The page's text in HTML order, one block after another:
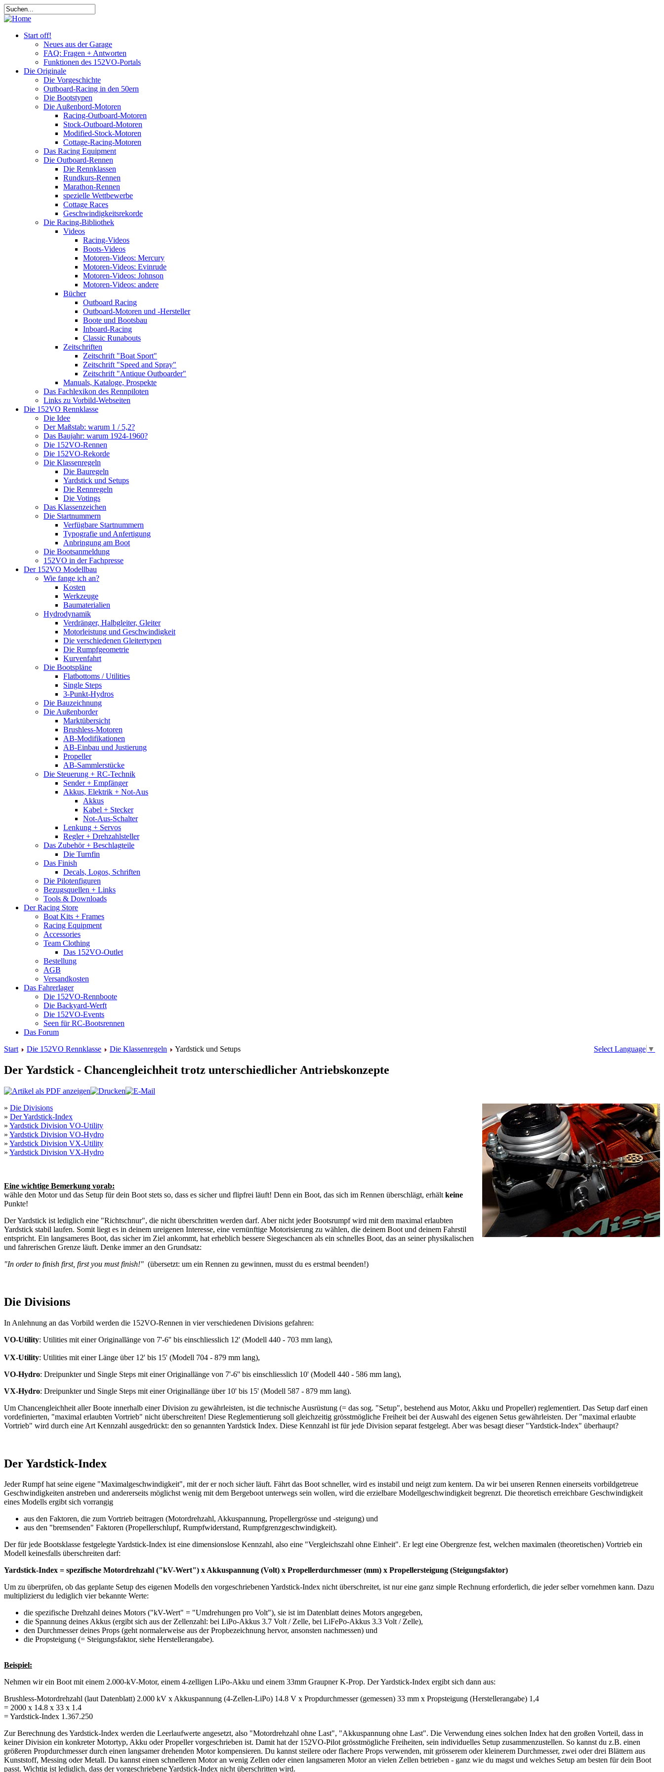
Start off!
Neues aus der Garage
FAQ: Fragen + Antworten
Funktionen des 152VO-Portals
Die Originale
Die Vorgeschichte
Outboard-Racing in den 50ern
Die Bootstypen
Die Außenbord-Motoren
Racing-Outboard-Motoren
Stock-Outboard-Motoren
Modified-Stock-Motoren
Cottage-Racing-Motoren
Das Racing Equipment
Die Outboard-Rennen
Die Rennklassen
Rundkurs-Rennen
Marathon-Rennen
spezielle Wettbewerbe
Cottage Races
Geschwindigkeitsrekorde
Die Racing-Bibliothek
Videos
Racing-Videos
Boots-Videos
Motoren-Videos: Mercury
Motoren-Videos: Evinrude
Motoren-Videos: Johnson
Motoren-Videos: andere
Bücher
Outboard Racing
Outboard-Motoren und -Hersteller
Boote und Bootsbau
Inboard-Racing
Classic Runabouts
Zeitschriften
Zeitschrift "Boat Sport"
Zeitschrift "Speed and Spray"
Zeitschrift "Antique Outboarder"
Manuals, Kataloge, Prospekte
Das Fachlexikon des Rennpiloten
Links zu Vorbild-Webseiten
Die 152VO Rennklasse
Die Idee
Der Maßstab: warum 1 / 5,2?
Das Baujahr: warum 1924-1960?
Die 152VO-Rennen
Die 152VO-Rekorde
Die Klassenregeln
Die Bauregeln
Yardstick und Setups
Die Rennregeln
Die Votings
Das Klassenzeichen
Die Startnummern
Verfügbare Startnummern
Typografie und Anfertigung
Anbringung am Boot
Die Bootsanmeldung
152VO in der Fachpresse
Der 152VO Modellbau
Wie fange ich an?
Kosten
Werkzeuge
Baumaterialien
Hydrodynamik
Verdränger, Halbgleiter, Gleiter
Motorleistung und Geschwindigkeit
Die verschiedenen Gleitertypen
Die Rumpfgeometrie
Kurvenfahrt
Die Bootspläne
Flatbottoms / Utilities
Single Steps
3-Punkt-Hydros
Die Bauzeichnung
Die Außenborder
Marktübersicht
Brushless-Motoren
AB-Modifikationen
AB-Einbau und Justierung
Propeller
AB-Sammlerstücke
Die Steuerung + RC-Technik
Sender + Empfänger
Akkus, Elektrik + Not-Aus
Akkus
Kabel + Stecker
Not-Aus-Schalter
Lenkung + Servos
Regler + Drehzahlsteller
Das Zubehör + Beschlagteile
Die Turnfin
Das Finish
Decals, Logos, Schriften
Die Pilotenfiguren
Bezugsquellen + Links
Tools & Downloads
Der Racing Store
Boat Kits + Frames
Racing Equipment
Accessories
Team Clothing
Das 152VO-Outlet
Bestellung
AGB
Versandkosten
Das Fahrerlager
Die 152VO-Rennboote
Die Backyard-Werft
Die 152VO-Events
Seen für RC-Bootsrennen
Das Forum
Start
Die 152VO Rennklasse Die Klassenregeln Yardstick und Setups Select Language ▼
Der Yardstick - Chancengleichheit trotz unterschiedlicher Antriebskonzepte
» Die Divisions
» Der Yardstick-Index
» Yardstick Division VO-Utility
» Yardstick Division VO-Hydro
» Yardstick Division VX-Utility
» Yardstick Division VX-Hydro
Eine wichtige Bemerkung vorab:
wähle den Motor und das Setup für dein Boot stets so, dass es sicher und flipfrei läuft! Denn ein Boot, das sich im Rennen überschlägt, erhält keine
Punkte!
Der Yardstick ist lediglich eine "Richtschnur", die nicht überschritten werden darf. Aber nicht jeder Bootsrumpf wird mit dem maximal erlaubten
Yardstick stabil laufen. Somit liegt es in deinem ureigenen Interesse, eine vernünftige Motorisierung zu wählen, die deinem Boot und deinem Fahrstil
entspricht. Ein langsameres Boot, das sicher im Ziel ankommt, hat erheblich bessere Siegeschancen als ein schnelles Boot, das an seiner physikalischen
und fahrerischen Grenze läuft. Denke immer an den Grundsatz:
"In order to finish first, first you must finish!" (übersetzt: um ein Rennen zu gewinnen, musst du es erstmal beenden!)
Die Divisions
In Anlehnung an das Vorbild werden die 152VO-Rennen in vier verschiedenen Divisions gefahren:
VO-Utility: Utilities mit einer Originallänge von 7'-6'' bis einschliesslich 12' (Modell 440 - 703 mm lang),
VX-Utility: Utilities mit einer Länge über 12' bis 15' (Modell 704 - 879 mm lang),
VO-Hydro: Dreipunkter und Single Steps mit einer Originallänge von 7'-6'' bis einschliesslich 10' (Modell 440 - 586 mm lang),
VX-Hydro: Dreipunkter und Single Steps mit einer Originallänge über 10' bis 15' (Modell 587 - 879 mm lang).
Um Chancengleichheit aller Boote innerhalb einer Division zu gewährleisten, ist die technische Ausrüstung (= das sog. "Setup", bestehend aus Motor, Akku und Propeller) reglementiert. Das Setup darf einen
vordefinierten, "maximal erlaubten Vortrieb" nicht überschreiten! Diese Reglementierung soll gleichzeitig grösstmögliche Freiheit bei der Auswahl des eigenen Setus gewährleisten. Der "maximal erlaubte
Vortrieb" wird durch eine Art Kennzahl ausgedrückt: den so genannten Yardstick Index. Diese Kennzahl ist für jede Division separat festgelegt. Aber was besagt dieser "Yardstick-Index" überhaupt?
Der Yardstick-Index
Jeder Rumpf hat seine eigene "Maximalgeschwindigkeit", mit der er noch sicher läuft. Fährt das Boot schneller, wird es instabil und neigt zum kentern. Da wir bei unseren Rennen einerseits vorbildgetreue
Geschwindigkeiten anstreben und andererseits möglichst wenig mit dem Bergeboot unterwegs sein wollen, wird die erzielbare Modellgeschwindigkeit begrenzt. Die theoretisch erreichbare Geschwindigkeit
eines Modells ergibt sich vorrangig
aus den Faktoren, die zum Vortrieb beitragen (Motordrehzahl, Akkuspannung, Propellergrösse und -steigung) und
aus den "bremsenden" Faktoren (Propellerschlupf, Rumpfwiderstand, Rumpfgrenzgeschwindigkeit).
Der für jede Bootsklasse festgelegte Yardstick-Index ist eine dimensionslose Kennzahl, also eine "Vergleichszahl ohne Einheit". Er legt eine Obergrenze fest, welchen maximalen (theoretischen) Vortrieb ein
Modell keinesfalls überschreiten darf:
Yardstick-Index = spezifische Motordrehzahl ("kV-Wert") x Akkuspannung (Volt) x Propellerdurchmesser (mm) x Propellersteigung (Steigungsfaktor)
Um zu überprüfen, ob das geplante Setup des eigenen Modells den vorgeschriebenen Yardstick-Index nicht überschreitet, ist nur eine ganz simple Rechnung erforderlich, die jeder selber vornehmen kann. Dazu
multiplizierst du lediglich vier bekannte Werte:
die spezifische Drehzahl deines Motors ("kV-Wert" = "Umdrehungen pro Volt"), sie ist im Datenblatt deines Motors angegeben,
die Spannung deines Akkus (ergibt sich aus der Zellenzahl: bei LiPo-Akkus 3.7 Volt / Zelle, bei LiFePo-Akkus 3.3 Volt / Zelle),
den Durchmesser deines Props (geht normalerweise aus der Propbezeichnung hervor, ansonsten nachmessen) und
die Propsteigung (= Steigungsfaktor, siehe Herstellerangabe).
Beispiel:
Nehmen wir ein Boot mit einem 2.000-kV-Motor, einem 4-zelligen LiPo-Akku und einem 33mm Graupner K-Prop. Der Yardstick-Index ergibt sich dann aus:
Brushless-Motordrehzahl (laut Datenblatt) 2.000 kV x Akkuspannung (4-Zellen-LiPo) 14.8 V x Propdurchmesser (gemessen) 33 mm x Propsteigung (Herstellerangabe) 1,4
= 2000 x 14.8 x 33 x 1.4
= Yardstick-Index 1.367.250
Zur Berechnung des Yardstick-Index werden die Leerlaufwerte angesetzt, also "Motordrehzahl ohne Last", "Akkuspannung ohne Last". Die Verwendung eines solchen Index hat den großen Vorteil, dass in
keiner Division ein konkreter Motortyp, Akku oder Propeller vorgeschrieben ist. Damit hat der 152VO-Pilot grösstmögliche Freiheiten, sein individuelles Setup zusammenzustellen. So kannst du z.B. einen
größeren Propdurchmesser durch einen langsamer drehenden Motor kompensieren. Du kannst steilere oder flachere Props verwenden, mit grösserem oder kleinerem Durchmesser, zwei oder drei Blättern aus
Kunststoff, Messing oder Metall. Du kannst einen schnelleren Motor an wenig Zellen oder einen langsameren Motor an vielen Zellen betrieben - ganz wie du magst und welches Setup am besten für dein Boot
passt. Wichtig ist lediglich, dass der vorgeschriebene Yardstick-Index nicht überschritten wird.